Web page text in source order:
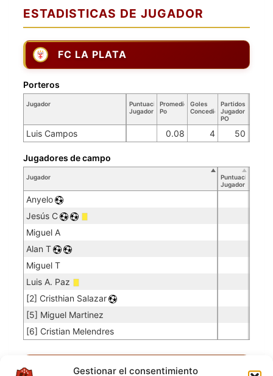
Gestionar el consentimiento
ESTADISTICAS DE JUGADOR
FC LA PLATA
Jugador
Puntuación
Jugador
Promedio
Po
Goles
Concedidos
Partidos
Jugador
PO
Luis Campos 0.08 4 50
Porteros
Jugador
Puntuación
Jugador
Anyelo
Jesús C
Miguel A
Alan T
Miguel T
Luis A. Paz
[2] Cristhian Salazar
[5] Miguel Martinez
[6] Cristian Melendres
Jugadores de campo
UNIFICADO